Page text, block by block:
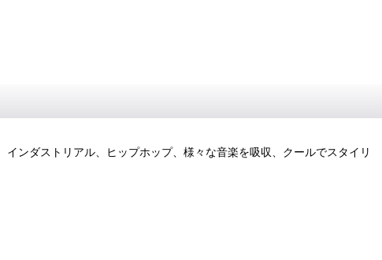
ンダストリアル、ヒップホップ、様々な音楽を吸収、クールでスタイリ